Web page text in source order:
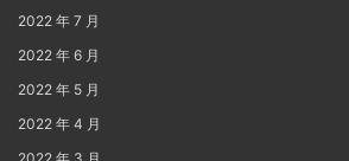
2022 年 7 月
2022 年 6 月
2022 年 5 月
2022 年 4 月